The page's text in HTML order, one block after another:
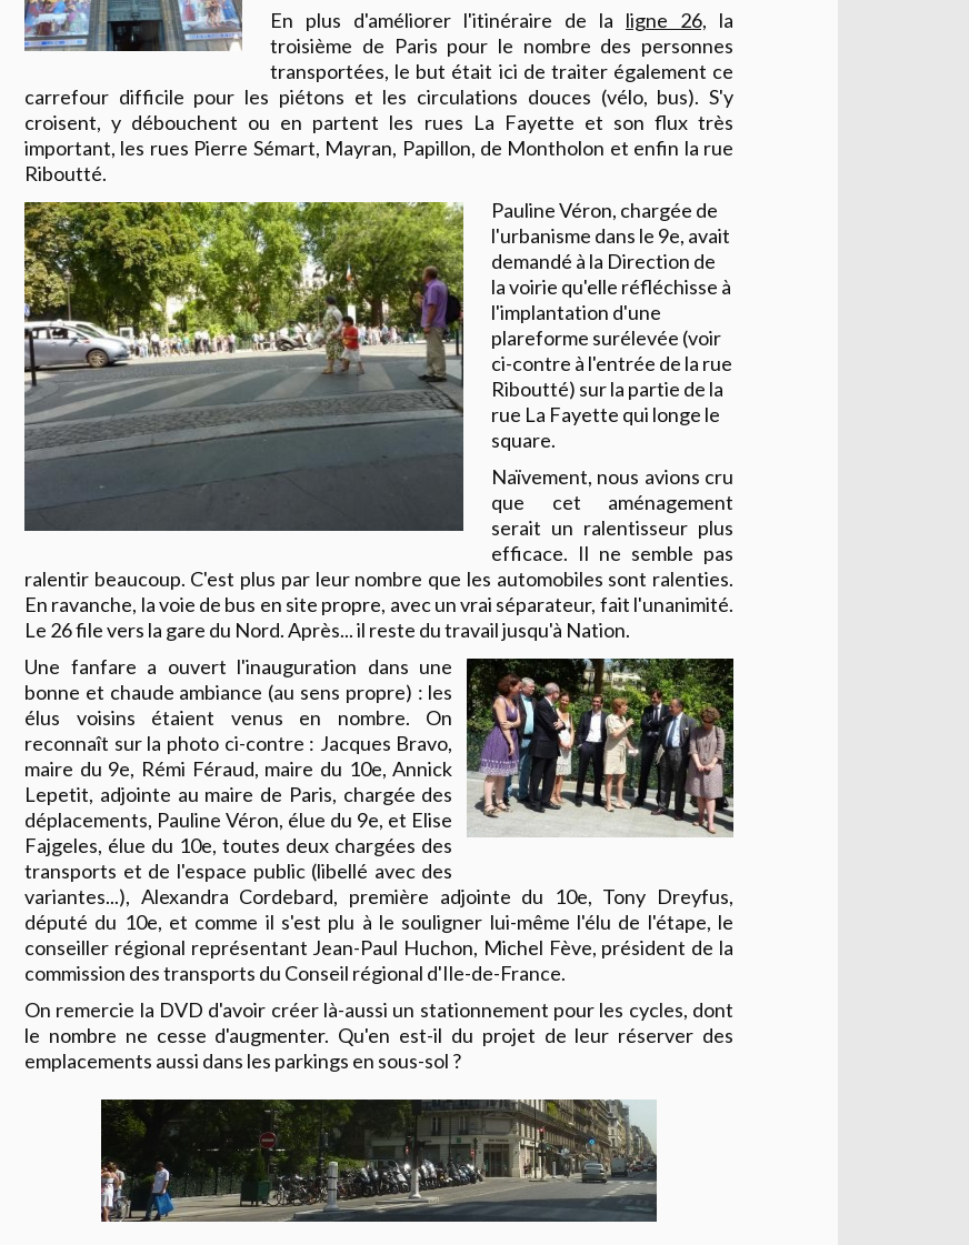
En plus d'améliorer l'itinéraire de la ligne 26, la
troisième de Paris pour le nombre des personnes
transportées, le but était ici de traiter également ce
carrefour difficile pour les piétons et les circulations douces (vélo, bus). S'y
croisent, y débouchent ou en partent les rues La Fayette et son flux très
important, les rues Pierre Sémart, Mayran, Papillon, de Montholon et enfin la rue
Riboutté.
Pauline Véron, chargée de
l'urbanisme dans le 9e, avait
demandé à la Direction de
la voirie qu'elle réfléchisse à
l'implantation d'une
plareforme surélevée (voir
ci-contre à l'entrée de la rue
Riboutté) sur la partie de la
rue La Fayette qui longe le
square.
Naïvement, nous avions cru
que cet aménagement
serait un ralentisseur plus
efficace. Il ne semble pas
ralentir beaucoup. C'est plus par leur nombre que les automobiles sont ralenties.
En ravanche, la voie de bus en site propre, avec un vrai séparateur, fait l'unanimité.
Le 26 file vers la gare du Nord. Après... il reste du travail jusqu'à Nation.
Une fanfare a ouvert l'inauguration dans une
bonne et chaude ambiance (au sens propre) : les
élus voisins étaient venus en nombre. On
reconnaît sur la photo ci-contre : Jacques Bravo,
maire du 9e, Rémi Féraud, maire du 10e, Annick
Lepetit, adjointe au maire de Paris, chargée des
déplacements, Pauline Véron, élue du 9e, et Elise
Fajgeles, élue du 10e, toutes deux chargées des
transports et de l'espace public (libellé avec des
variantes...), Alexandra Cordebard, première adjointe du 10e, Tony Dreyfus,
député du 10e, et comme il s'est plu à le souligner lui-même l'élu de l'étape, le
conseiller régional représentant Jean-Paul Huchon, Michel Fève, président de la
commission des transports du Conseil régional d'Ile-de-France.
On remercie la DVD d'avoir créer là-aussi un stationnement pour les cycles, dont
le nombre ne cesse d'augmenter. Qu'en est-il du projet de leur réserver des
emplacements aussi dans les parkings en sous-sol ?